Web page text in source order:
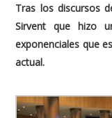
Tras los discursos
Sirvent que hizo
exponenciales que
actual.